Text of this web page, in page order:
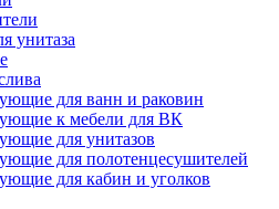
унитаза
для ванн и раковин
к мебели для ВК
для унитазов
для полотенцесушителей
для кабин и уголков